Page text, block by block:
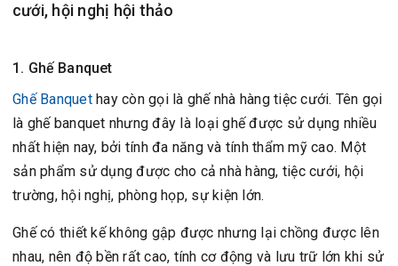
cưới, hội nghị hội thảo
1. Ghế Banquet
Ghế Banquethay còn gọi là ghế nhà hàng tiệc cưới. Tên gọi
là ghế banquet nhưng đây là loại ghế được sử dụng nhiều
nhất hiện nay, bởi tính đa năng và tính thẩm mỹ cao. Một
sản phẩm sử dụng được cho cả nhà hàng, tiệc cưới, hội
trường, hội nghị, phòng họp, sự kiện lớn.
Ghế có thiết kế không gập được nhưng lại chồng được lên
nhau, nên độ bền rất cao, tính cơ động và lưu trữ lớn khi sử